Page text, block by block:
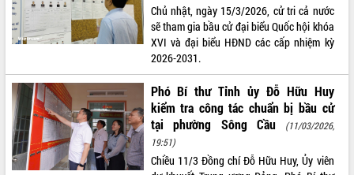
Chủ nhật, ngày 15/3/2026, cử tri cả nước
sẽ tham gia bầu cử đại biểu Quốc hội khóa
XVI và đại biểu HĐND các cấp nhiệm kỳ
2026-2031.
Phó Bí thư Tỉnh ủy Đỗ Hữu Huy
kiểm tra công tác chuẩn bị bầu cử
tại phường Sông Cầu
(11/03/2026,
19:51)
Chiều 11/3 Đồng chí Đỗ Hữu Huy, Ủy viên